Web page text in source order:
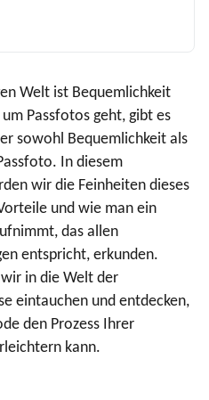
Welt ist Bequemlichkeit
Passfotos geht, gibt es
sowohl Bequemlichkeit als
In diesem
wir die Feinheiten dieses
und wie man ein
das allen
entspricht, erkunden.
in die Welt der
eintauchen und entdecken,
den Prozess Ihrer
kann.